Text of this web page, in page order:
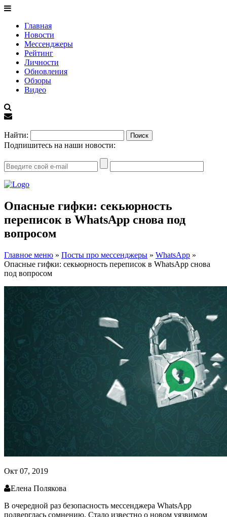
Главная
Новости
Мессенджеры
Рейтинг
Личности
Обновления
Обзоры
Видео
Найти:
Подпишитесь на наши новости:
Опасные гифки: секьюрность
переписок в WhatsApp снова под
вопросом
Главное меню » Посты про мессенджеры » WhatsApp »
Опасные гифки: секьюрность переписок в WhatsApp снова
под вопросом
Окт 07, 2019
Елена Полякова
В очередной раз безопасность мессенджера WhatsApp
подверглась сомнению. Стало известно о новом уязвимом